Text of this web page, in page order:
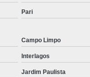
na Barba ABC
de Barba
Cabelo Rio
Nano
Pari
Campo Limpo
Interlagos
Jardim Paulista